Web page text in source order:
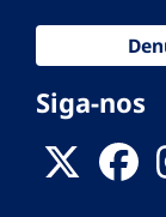
Siga-nos